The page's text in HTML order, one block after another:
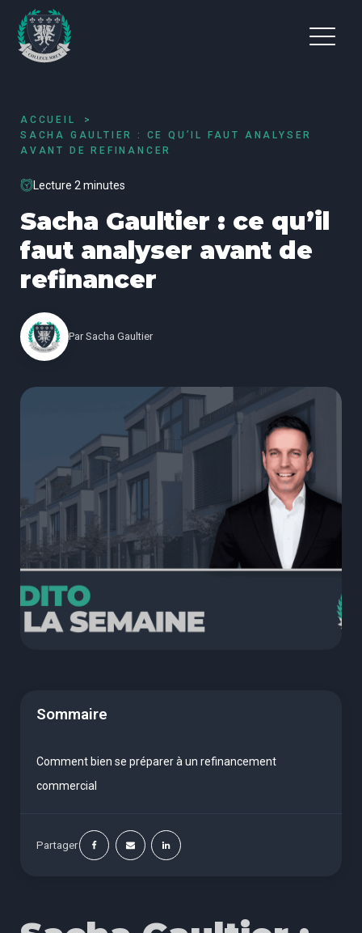
ACCUEIL
SACHA GAULTIER : CE QU’IL FAUT ANALYSER
AVANT DE REFINANCER
Lecture 2 minutes
Sacha Gaultier : ce qu’il
faut analyser avant de
refinancer
Par Sacha Gaultier
Sommaire
Comment bien se préparer à un refinancement
commercial
Partager